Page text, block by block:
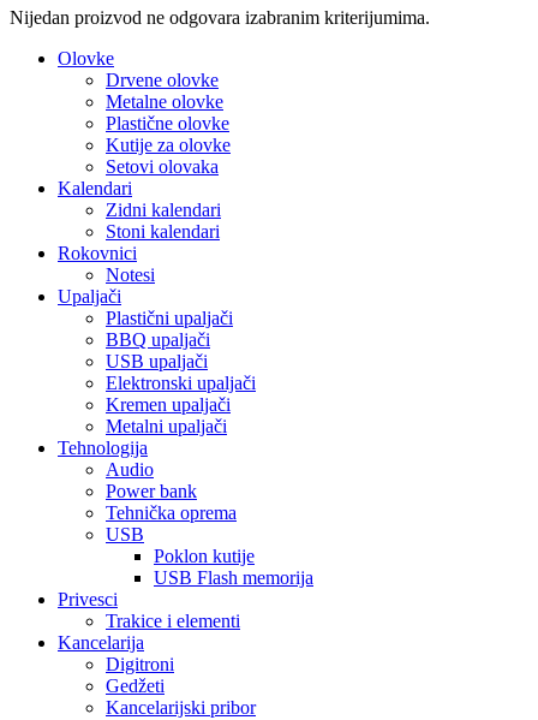
Nijedan proizvod ne odgovara izabranim kriterijumima.
Olovke
Drvene olovke
Metalne olovke
Plastične olovke
Kutije za olovke
Setovi olovaka
Kalendari
Zidni kalendari
Stoni kalendari
Rokovnici
Notesi
Upaljači
Plastični upaljači
BBQ upaljači
USB upaljači
Elektronski upaljači
Kremen upaljači
Metalni upaljači
Tehnologija
Audio
Power bank
Tehnička oprema
USB
Poklon kutije
USB Flash memorija
Privesci
Trakice i elementi
Kancelarija
Digitroni
Gedžeti
Kancelarijski pribor